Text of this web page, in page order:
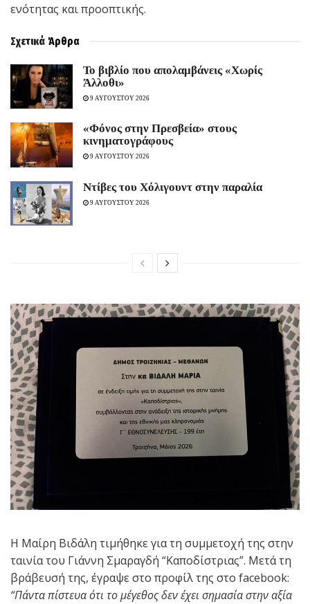
ενότητας και προοπτικής.
Σχετικά Άρθρα
Το βιβλίο που απολαμβάνεις «Χωρίς
Άλλοθι»
9 ΑΥΓΟΥΣΤΟΥ 2026
«Φόνος στην Πρεσβεία» στους
κινηματογράφους
9 ΑΥΓΟΥΣΤΟΥ 2026
Ντίβες του Χόλιγουντ στην παραλία
9 ΑΥΓΟΥΣΤΟΥ 2026
H Mαίρη Βιδάλη τιμήθηκε για τη συμμετοχή της στην
ταινία του Γιάννη Σμαραγδή “Καποδίστριας”. Μετά τη
βράβευσή της, έγραψε στο προφίλ της στο facebook:
“Πάντα πίστευα ότι το μέγεθος δεν έχει σημασία στην αξία